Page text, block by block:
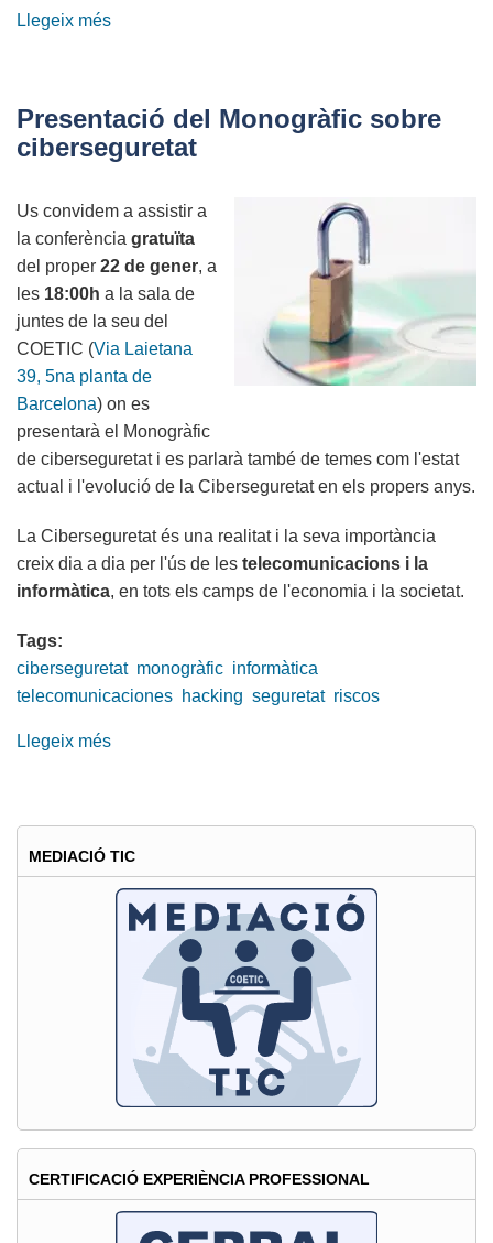
Llegeix més
Monogràfic
de
ciberseguretat
Presentació del Monogràfic sobre
ciberseguretat
Us convidem a assistir a
la conferència gratuïta
del proper 22 de gener, a
les 18:00h a la sala de
juntes de la seu del
COETIC (Via Laietana
39, 5na planta de
Barcelona) on es
presentarà el Monogràfic
de ciberseguretat i es parlarà també de temes com l'estat
actual i l'evolució de la Ciberseguretat en els propers anys.
La Ciberseguretat és una realitat i la seva importància
creix dia a dia per l'ús de les telecomunicacions i la
informàtica, en tots els camps de l'economia i la societat.
Tags:
ciberseguretat monogràfic informàtica
telecomunicaciones hacking seguretat riscos
Llegeix més
Monogràfic
sobre
ciberseguretat
MEDIACIÓ TIC
CERTIFICACIÓ EXPERIÈNCIA PROFESSIONAL